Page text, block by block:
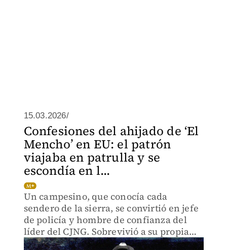
15.03.2026/
Confesiones del ahijado de ‘El
Mencho’ en EU: el patrón
viajaba en patrulla y se
escondía en l...
Un campesino, que conocía cada
sendero de la sierra, se convirtió en jefe
de policía y hombre de confianza del
líder del CJNG. Sobrevivió a su propia
ejecución y contó su historia a la DEA.